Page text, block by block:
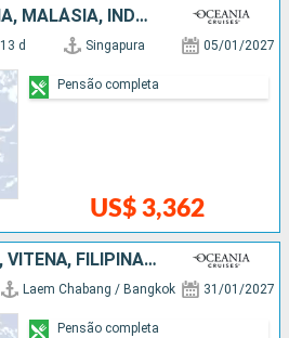
SINGAPURA, TAILÃNDIA, MALÁSIA, INDONESIA
13 d Singapura 05/01/2027
US$ 3,362
Pensão completa
TAILÃNDIA, CAMBOJA, VITENÃ, FILIPINAS, MALÁSIA, SINGAPURA
Laem Chabang / Bangkok 31/01/2027
Pensão completa